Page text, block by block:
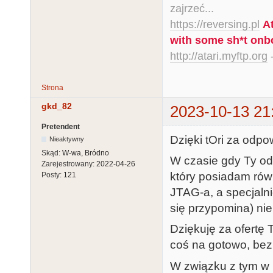
zajrzeć...
https://reversing.pl
with some sh*t
http://atari.myftp.org
Strona
gkd_82 2023-10-13
Pretendent
Nieaktywny
Skąd: W-wa, Bródno
Zarejestrowany: 2022-04-26
Posty: 121
Dzięki tOri za
W czasie gdy Ty
który posiadam
JTAG-a, a
się przypomina)
Dziękuję za ofertę
coś na gotowo,
W związku z tym